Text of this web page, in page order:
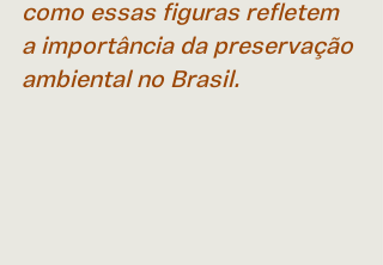
como essas figuras refletem
a importância da preservação
ambiental no Brasil.